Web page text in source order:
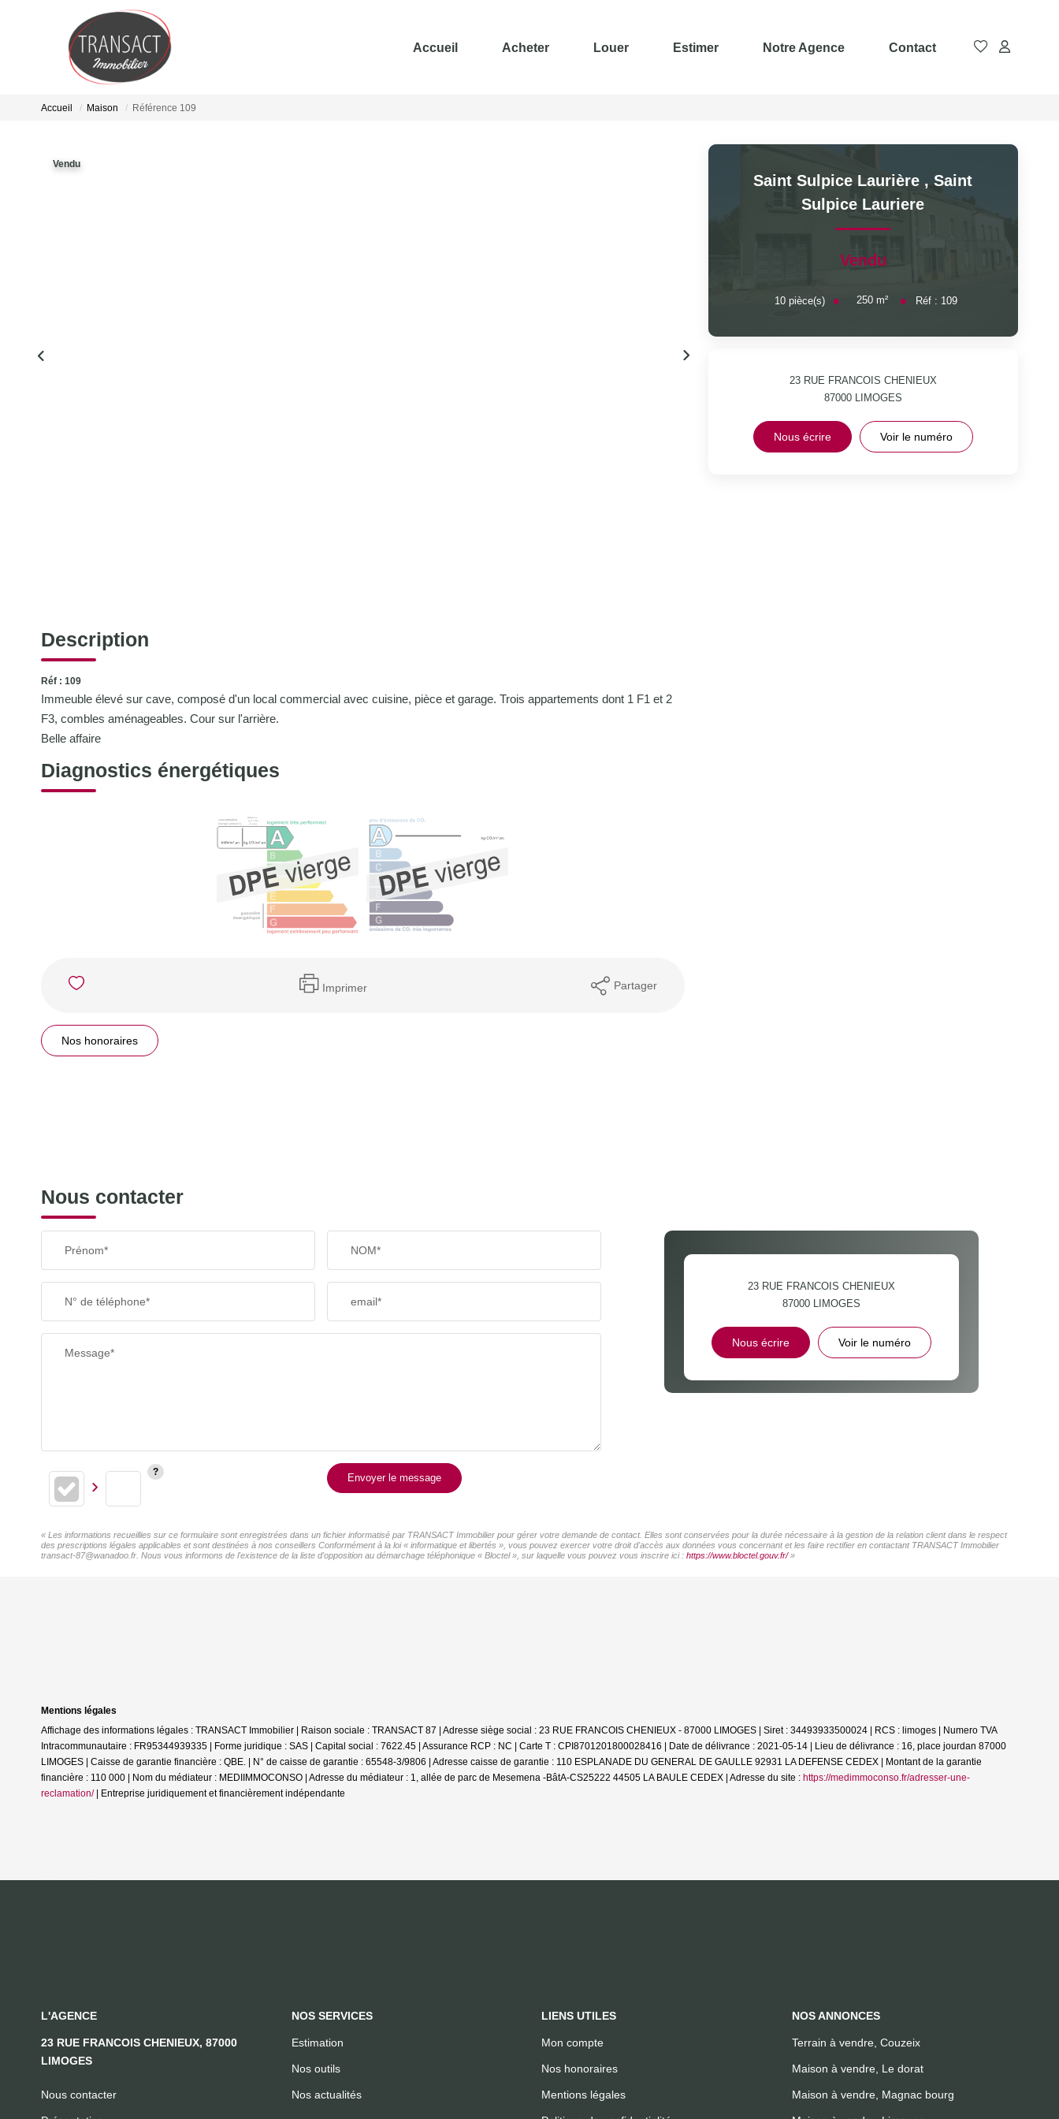
Accueil Acheter Louer Estimer Notre Agence Contact
Accueil Maison Référence 109
Vendu
Description
Réf : 109
Immeuble élevé sur cave, composé d'un local commercial avec cuisine, pièce et garage. Trois appartements dont 1 F1 et 2
F3, combles aménageables. Cour sur l'arrière.
Belle affaire
Diagnostics énergétiques
Imprimer Partager
Nos honoraires
Saint Sulpice Laurière ,Saint
Sulpice Lauriere
Vendu
10pièce(s) 250 m² Réf : 109
23 RUE FRANCOIS CHENIEUX
87000 LIMOGES
Nous écrire Voir le numéro
Nous contacter
Prénom* NOM*
N° de téléphone* email*
Message*
Envoyer le message
23 RUE FRANCOIS CHENIEUX
87000 LIMOGES
Nous écrire Voir le numéro
« Les informations recueillies sur ce formulaire sont enregistrées dans un fichier informatisé par TRANSACT Immobilier pour gérer votre demande de contact. Elles sont conservées pour la durée nécessaire à la gestion de la relation client dans le respect
des prescriptions légales applicables et sont destinées à nos conseillers Conformément à la loi « informatique et libertés », vous pouvez exercer votre droit d'accès aux données vous concernant et les faire rectifier en contactant TRANSACT Immobilier
transact-87@wanadoo.fr. Nous vous informons de l'existence de la liste d'opposition au démarchage téléphonique « Bloctel », sur laquelle vous pouvez vous inscrire ici : https://www.bloctel.gouv.fr/»
Mentions légales
Affichage des informations légales : TRANSACT Immobilier | Raison sociale : TRANSACT 87 | Adresse siège social : 23 RUE FRANCOIS CHENIEUX - 87000 LIMOGES | Siret : 34493933500024 | RCS : limoges | Numero TVA
Intracommunautaire : FR95344939335 | Forme juridique : SAS | Capital social : 7622.45 | Assurance RCP : NC | Carte T : CPI8701201800028416 | Date de délivrance : 2021-05-14 | Lieu de délivrance : 16, place jourdan 87000
LIMOGES | Caisse de garantie financière : QBE. | N° de caisse de garantie : 65548-3/9806 | Adresse caisse de garantie : 110 ESPLANADE DU GENERAL DE GAULLE 92931 LA DEFENSE CEDEX | Montant de la garantie
financière : 110 000 | Nom du médiateur : MEDIIMMOCONSO | Adresse du médiateur : 1, allée de parc de Mesemena -BâtA-CS25222 44505 LA BAULE CEDEX | Adresse du site : https://medimmoconso.fr/adresser-une-
reclamation/| Entreprise juridiquement et financièrement indépendante
L'AGENCE
23 RUE FRANCOIS CHENIEUX, 87000
LIMOGES
Nous contacter
NOS SERVICES
Estimation
Nos outils
Nos actualités
LIENS UTILES
Mon compte
Nos honoraires
Mentions légales
NOS ANNONCES
Terrain à vendre, Couzeix
Maison à vendre, Le dorat
Maison à vendre, Magnac bourg